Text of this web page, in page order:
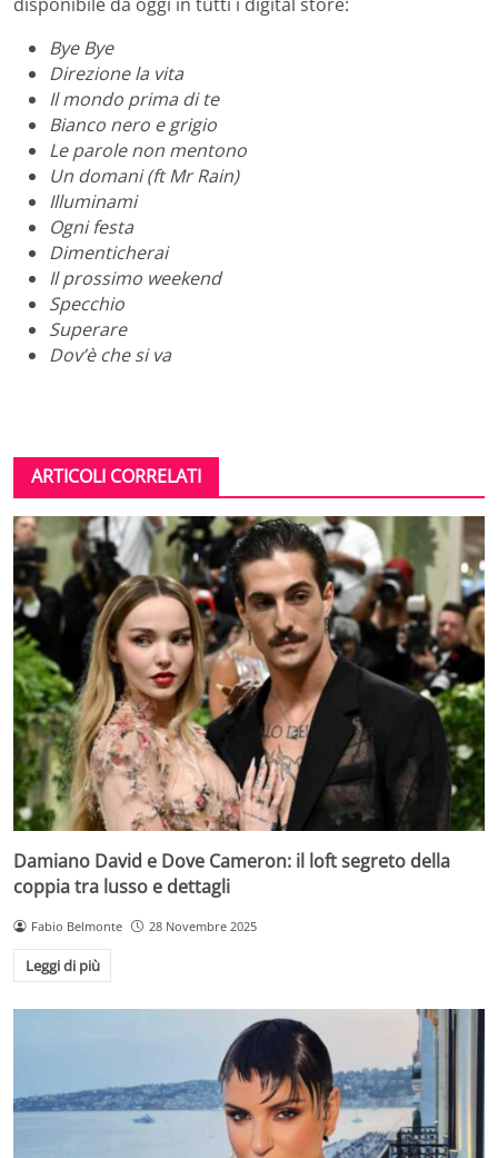
Bye Bye
Direzione la vita
Il mondo prima di te
Bianco nero e grigio
Le parole non mentono
Un domani (ft Mr Rain)
Illuminami
Ogni festa
Dimenticherai
Il prossimo weekend
Specchio
Superare
Dov’è che si va
ARTICOLI CORRELATI
Damiano David e Dove Cameron: il loft segreto della
coppia tra lusso e dettagli
Fabio Belmonte 28 Novembre 2025
Leggi di più